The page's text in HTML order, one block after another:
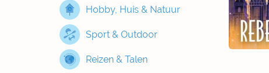
Hobby, Huis & Natuur
Sport & Outdoor
Reizen & Talen